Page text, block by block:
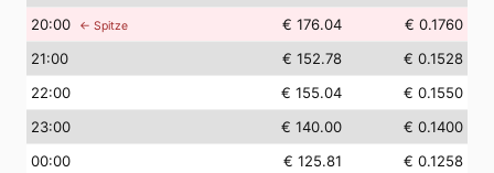
20:00 ← Spitze € 176.04
€ 0.1760
21:00 € 152.78
€ 0.1528
22:00 € 155.04
€ 0.1550
23:00 € 140.00
€ 0.1400
00:00 € 125.81
€ 0.1258